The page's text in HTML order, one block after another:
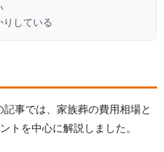
している
事では、家族葬の費用相場と
トを中心に解説しました。